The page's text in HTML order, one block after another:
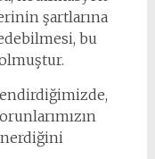
şartlarına
bu